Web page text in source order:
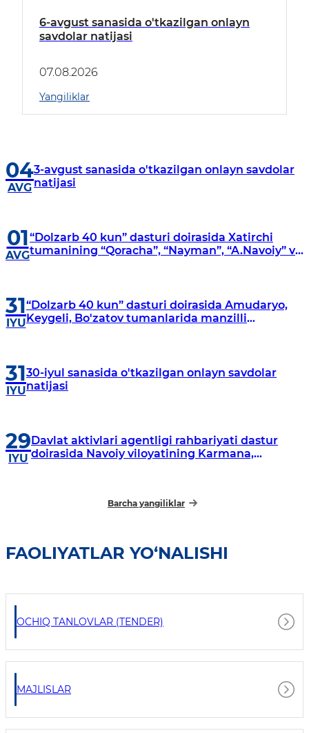
6-avgust sanasida o'tkazilgan onlayn
savdolar natijasi
07.08.2026
Yangiliklar
04
AVG
3-avgust sanasida o'tkazilgan onlayn savdolar
natijasi
01
AVG
“Dolzarb 40 kun” dasturi doirasida Xatirchi
tumanining “Qoracha”, “Nayman”, “A.Navoiy” va
31
IYU
“Dolzarb 40 kun” dasturi doirasida Amudaryo,
Keygeli, Bo'zatov tumanlarida manzilli
31
IYU
30-iyul sanasida o'tkazilgan onlayn savdolar
natijasi
29
IYU
Davlat aktivlari agentligi rahbariyati dastur
doirasida Navoiy viloyatining Karmana,
Barcha yangiliklar
FAOLIYATLAR YO‘NALISHI
OCHIQ TANLOVLAR (TENDER)
MAJLISLAR